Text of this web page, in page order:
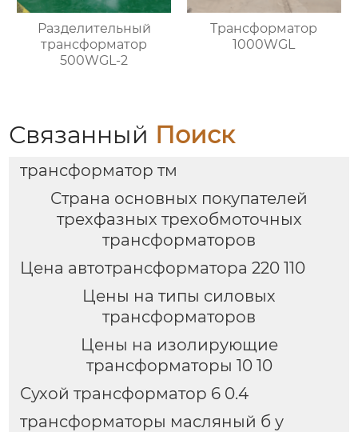
Разделительный
трансформатор
500WGL-2
Трансформатор
1000WGL
Связанный Поиск
трансформатор тм
Страна основных покупателей
трехфазных трехобмоточных
трансформаторов
Цена автотрансформатора 220 110
Цены на типы силовых
трансформаторов
Цены на изолирующие
трансформаторы 10 10
Сухой трансформатор 6 0.4
трансформаторы масляный б у